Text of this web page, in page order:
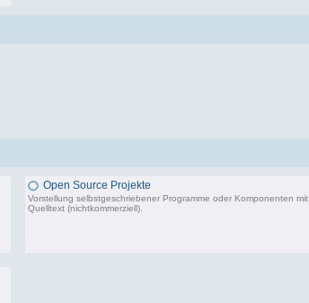
Open Source Projekte
Vorstellung selbstgeschriebener Programme oder Komponenten mit
Quelltext (nichtkommerziell).